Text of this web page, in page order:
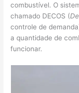
combustível. O
chamado DECOS (
controle de
a quantidade de
funcionar.